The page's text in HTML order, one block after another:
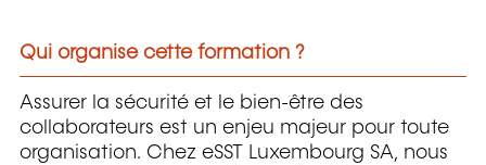
Qui organise cette formation ?
Assurer la sécurité et le bien-être des
collaborateurs est un enjeu majeur pour toute
organisation. Chez eSST Luxembourg SA, nous